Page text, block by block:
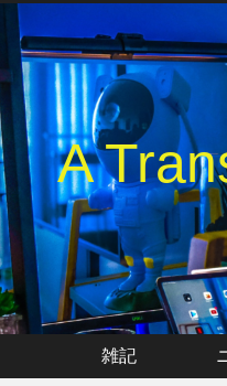
A
雑記